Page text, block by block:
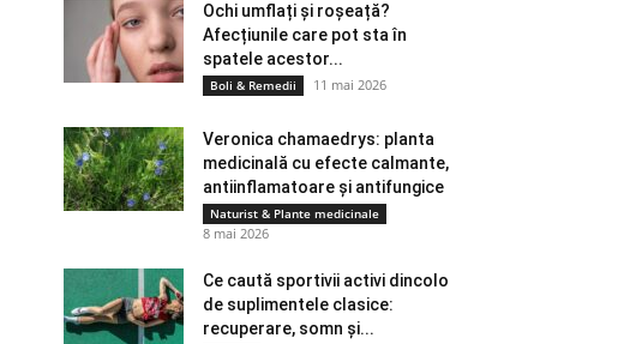
Ochi umflați și roșeață?
Afecțiunile care pot sta în
spatele acestor...
Boli & Remedii 11 mai 2026
Veronica chamaedrys: planta
medicinală cu efecte calmante,
antiinflamatoare și antifungice
Naturist & Plante medicinale
8 mai 2026
Ce caută sportivii activi dincolo
de suplimentele clasice:
recuperare, somn și...